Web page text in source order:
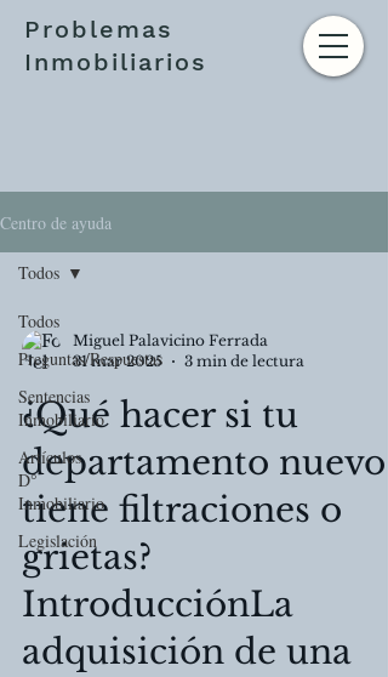
Problemas
Inmobiliarios
Centro de ayuda
Todos
Preguntas/Respuestas
Sentencias
Inmobiliario
Artículos
D°
Inmobiliario
Legislación
Todos
Miguel Palavicino Ferrada
31 mar 2025
3 min de lectura
¿Qué hacer si tu
departamento nuevo
tiene filtraciones o
grietas?
IntroducciónLa
adquisición de una